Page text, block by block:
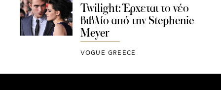
Twilight: Έρχεται τo νέο
βιβλίο από την Stephenie
Meyer
VOGUE GREECE